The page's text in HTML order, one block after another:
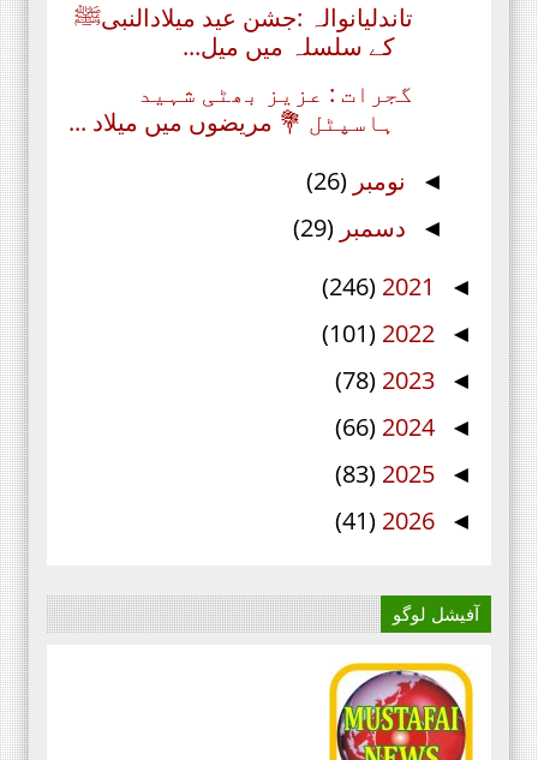
تاندلیانوالہ :جشن عید میلادالنبیﷺ
کے سلسلہ میں میل...
گجرات : عزیز بھٹی شہید
ہاسپٹل 💐 مریضوں میں میلاد ...
◄ نومبر (26)
◄ دسمبر (29)
◄
2021
(246)
◄
2022
(101)
◄
2023
(78)
◄
2024
(66)
◄
2025
(83)
◄
2026
(41)
آفیشل لوگو